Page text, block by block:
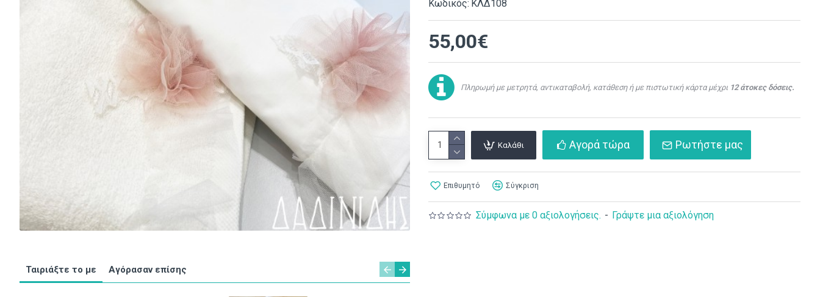
Ταιριάξτε το με Αγόρασαν επίσης
Κωδικός: ΚΛΔ108
Σύμφωνα με 0 αξιολογήσεις. - Γράψτε μια αξιολόγηση
55,00€
Καλάθι Αγορά τώρα Ρωτήστε μας
Επιθυμητό Σύγκριση
Πληρωμή με μετρητά, αντικαταβολή, κατάθεση ή με πιστωτική κάρτα μέχρι 12 άτοκες δόσεις.